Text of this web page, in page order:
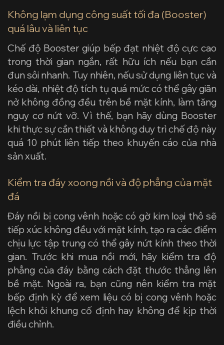
Không lạm dụng công suất tối đa (Booster)
quá lâu và liên tục
Chế độ Booster giúp bếp đạt nhiệt độ cực cao
trong thời gian ngắn, rất hữu ích nếu bạn cần
đun sôi nhanh. Tuy nhiên, nếu sử dụng liên tục và
kéo dài, nhiệt độ tích tụ quá mức có thể gây giãn
nở không đồng đều trên bề mặt kính, làm tăng
nguy cơ nứt vỡ. Vì thế, bạn hãy dùng Booster
khi thực sự cần thiết và không duy trì chế độ này
quá 10 phút liên tiếp theo khuyến cáo của nhà
sản xuất.
Kiểm tra đáy xoong nồi và độ phẳng của mặt
đá
Đáy nồi bị cong vênh hoặc có gờ kim loại thô sẽ
tiếp xúc không đều với mặt kính, tạo ra các điểm
chịu lực tập trung có thể gây nứt kính theo thời
gian. Trước khi mua nồi mới, hãy kiểm tra độ
phẳng của đáy bằng cách đặt thước thẳng lên
bề mặt. Ngoài ra, bạn cũng nên kiểm tra mặt
bếp định kỳ để xem liệu có bị cong vênh hoặc
lệch khỏi khung cố định hay không để kịp thời
điều chỉnh.